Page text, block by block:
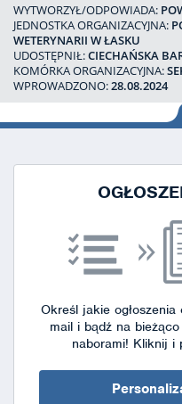
WYTWORZYŁ/ODPOWIADA:
JEDNOSTKA ORGANIZACYJNA:
WETERYNARII W ŁASKU
UDOSTĘPNIŁ:CIECHAŃSKA
KOMÓRKA ORGANIZACYJNA:
WPROWADZONO:28.08.2024
Określ jakie
mail i bądź na
naborami! Kliknij i